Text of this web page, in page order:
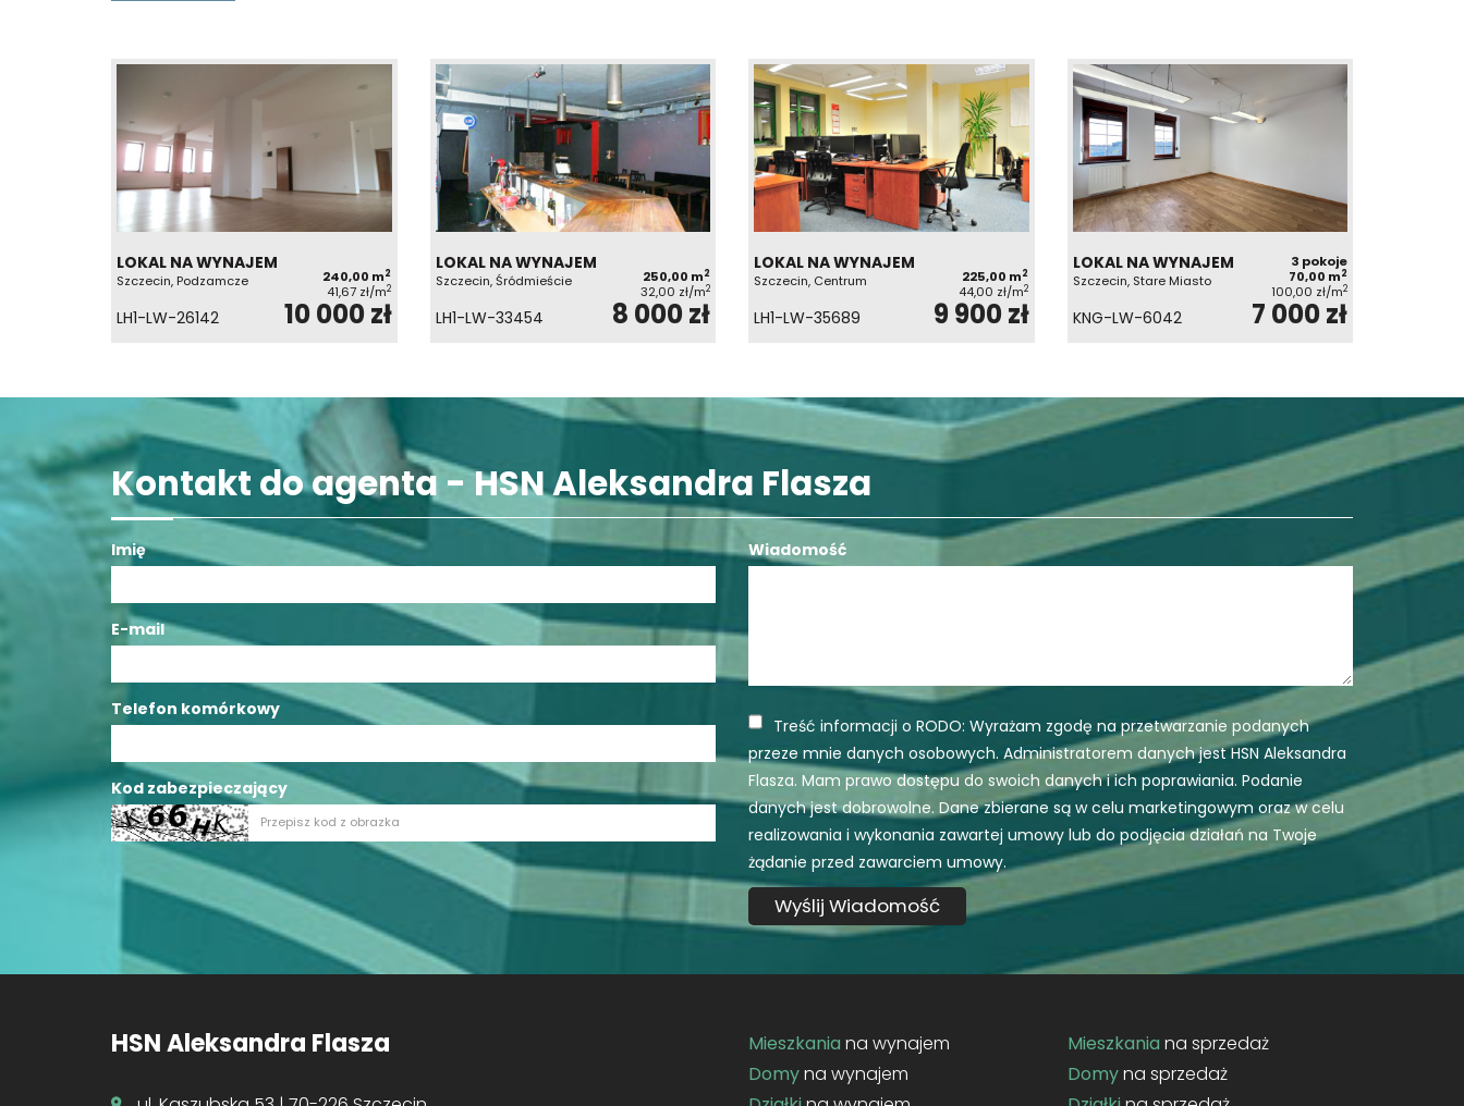
LOKAL NA WYNAJEM
Szczecin, Podzamcze 240,00 m2
41,67 zł/m2
LH1-LW-26142 10 000 zł
LOKAL NA WYNAJEM
Szczecin, Śródmieście 250,00 m2
32,00 zł/m2
LH1-LW-33454 8 000 zł
LOKAL NA WYNAJEM
Szczecin, Centrum 225,00 m2
44,00 zł/m2
LH1-LW-35689 9 900 zł
LOKAL NA WYNAJEM
Szczecin, Stare Miasto
3 pokoje
70,00 m2
100,00 zł/m2
KNG-LW-6042 7 000 zł
Kontakt do agenta - HSN Aleksandra Flasza
Imię
E-mail
Telefon komórkowy
Kod zabezpieczający
Wiadomość
Treść informacji o RODO: Wyrażam zgodę na przetwarzanie podanych
przeze mnie danych osobowych. Administratorem danych jest HSN Aleksandra
Flasza. Mam prawo dostępu do swoich danych i ich poprawiania. Podanie
danych jest dobrowolne. Dane zbierane są w celu marketingowym oraz w celu
realizowania i wykonania zawartej umowy lub do podjęcia działań na Twoje
żądanie przed zawarciem umowy.
HSN Aleksandra Flasza Mieszkania na wynajem
Domyna wynajem
Mieszkania na sprzedaż
Domyna sprzedaż